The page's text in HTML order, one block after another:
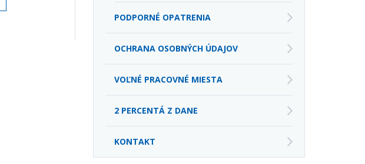
OCHRANA OSOBNÝCH ÚDAJOV
VOĽNÉ PRACOVNÉ MIESTA
2 PERCENTÁ Z DANE
KONTAKT
FACEBOOK